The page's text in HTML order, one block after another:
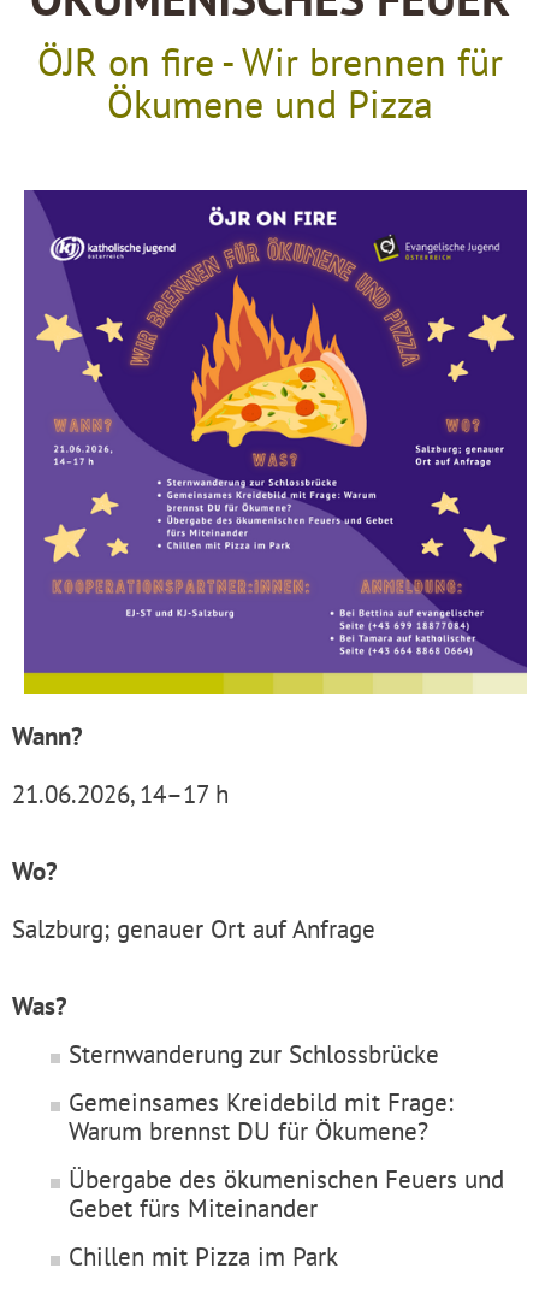
ÖJR on fire - Wir brennen für
Ökumene und Pizza
Wann?
21.06.2026, 14–17 h
Wo?
Salzburg; genauer Ort auf Anfrage
Was?
Sternwanderung zur Schlossbrücke
Gemeinsames Kreidebild mit Frage:
Warum brennst DU für Ökumene?
Übergabe des ökumenischen Feuers und
Gebet fürs Miteinander
Chillen mit Pizza im Park